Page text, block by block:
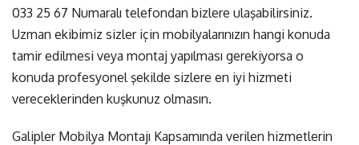
033 25 67 Numaralı telefondan bizlere ulaşabilirsiniz.
Uzman ekibimiz sizler için mobilyalarınızın hangi konuda
tamir edilmesi veya montaj yapılması gerekiyorsa o
konuda profesyonel şekilde sizlere en iyi hizmeti
vereceklerinden kuşkunuz olmasın.
Galipler Mobilya Montajı Kapsamında verilen hizmetlerin